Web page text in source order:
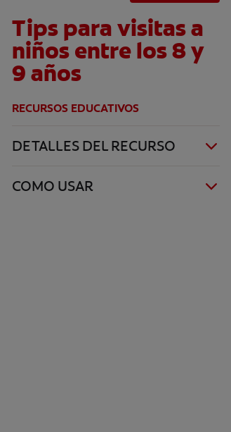
Tips para visitas a
niños entre los 8 y
9 años
RECURSOS EDUCATIVOS
DETALLES DEL RECURSO
COMO USAR